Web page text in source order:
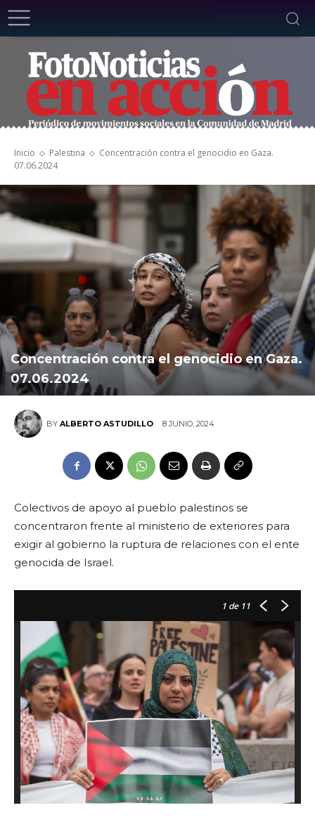
Inicio Palestina
Concentración contra el genocidio en Gaza.
07.06.2024
Concentración contra el genocidio en Gaza.
07.06.2024
BY ALBERTO ASTUDILLO 8 JUNIO, 2024
Colectivos de apoyo al pueblo palestinos se
concentraron frente al ministerio de exteriores para
exigir al gobierno la ruptura de relaciones con el ente
genocida de Israel.
1 de 11